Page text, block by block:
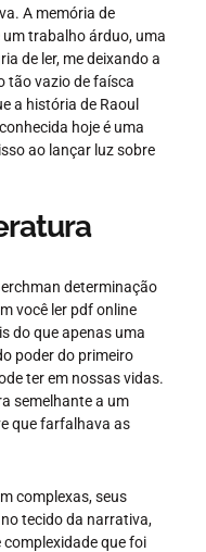
A memória de
trabalho árduo, uma
de ler, me deixando a
tão vazio de faísca
a história de Raoul
hoje é uma
ao lançar luz sobre
determinação
você ler pdf online
do que apenas uma
poder do primeiro
ter em nossas vidas.
semelhante a um
que farfalhava as
complexas, seus
tecido da narrativa,
que foi